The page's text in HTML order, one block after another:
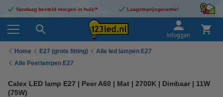
Vandaag besteld morgen in huis!* Laagsteprijsgarantie!
Inloggen
Home E27 (grote fitting)
Alle led lampen E27
Alle Peerlampen E27
Calex LED lamp E27 | Peer A60 | Mat | 2700K | Dimbaar | 11W
(75W)